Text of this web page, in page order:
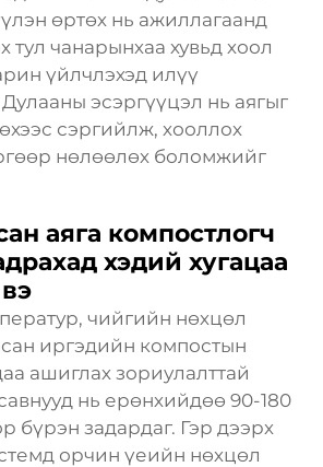
өртөх нь ажиллагаанд
тул чанарынхаа хувьд хоол
үйлчлэхэд илүү
эсэргүүцэл нь аягыг
сэргийлж, хооллох
нөлөөлөх боломжийг
аяга компостлогч
хэдий хугацаа
чийгийн нөхцөл
иргэдийн компостын
ашиглах зориулалттай
нь ерөнхийдөө 90-180
бүрэн задардаг. Гэр дээрх
орчин үеийн нөхцөл